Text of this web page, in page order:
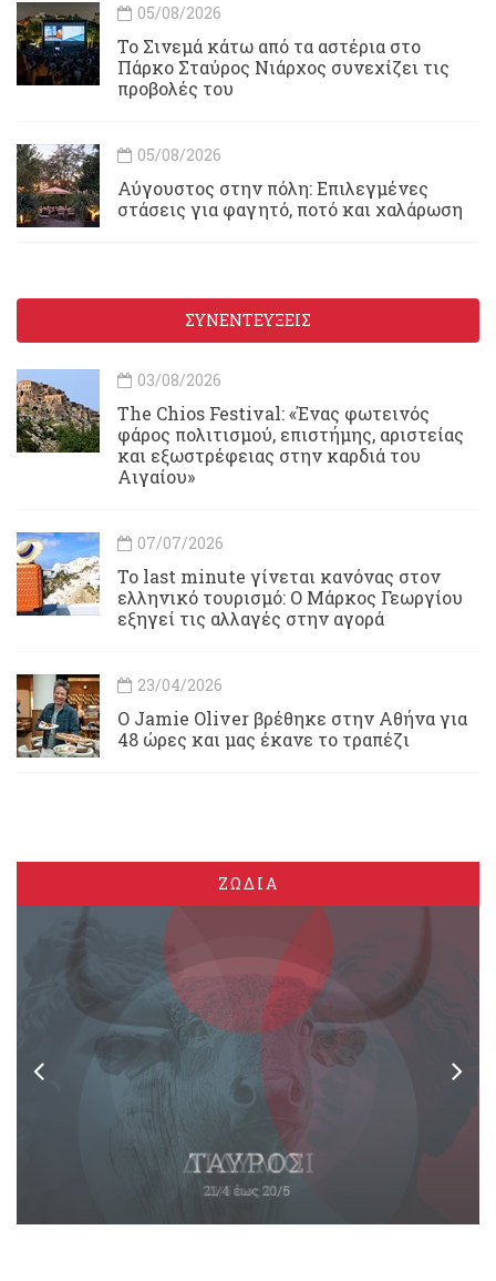
05/08/2026
To Σινεμά κάτω από τα αστέρια στο
Πάρκο Σταύρος Νιάρχος συνεχίζει τις
προβολές του
05/08/2026
Αύγουστος στην πόλη: Επιλεγμένες
στάσεις για φαγητό, ποτό και χαλάρωση
ΣΥΝΕΝΤΕΥΞΕΙΣ
03/08/2026
Τhe Chios Festival: «Ένας φωτεινός
φάρος πολιτισμού, επιστήμης, αριστείας
και εξωστρέφειας στην καρδιά του
Αιγαίου»
07/07/2026
Το last minute γίνεται κανόνας στον
ελληνικό τουρισμό: Ο Μάρκος Γεωργίου
εξηγεί τις αλλαγές στην αγορά
23/04/2026
Ο Jamie Oliver βρέθηκε στην Αθήνα για
48 ώρες και μας έκανε το τραπέζι
ΖΩΔΙΑ